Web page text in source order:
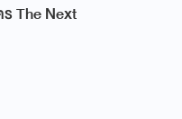
The Next